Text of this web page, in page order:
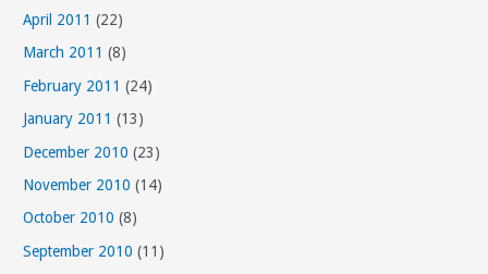
April 2011 (22)
March 2011 (8)
February 2011 (24)
January 2011 (13)
December 2010 (23)
November 2010 (14)
October 2010 (8)
September 2010 (11)